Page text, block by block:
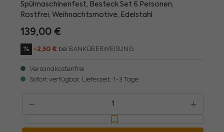
139,00 €
% -2,50 € bei BANKÜBERWEISUNG
Spülmaschinenfest, Besteck Set 6 Personen,
Rostfrei, Weihnachtsmotive, Edelstahl
Versandkostenfrei
Sofort verfügbar, Lieferzeit: 1-3 Tage